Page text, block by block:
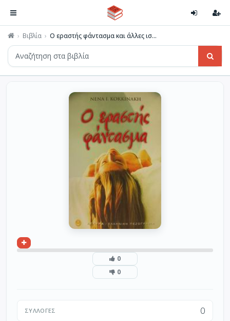
Βιβλία Ο εραστής φάντασμα και άλλες ισ...
0
0
ΣΥΛΛΟΓΈΣ 0